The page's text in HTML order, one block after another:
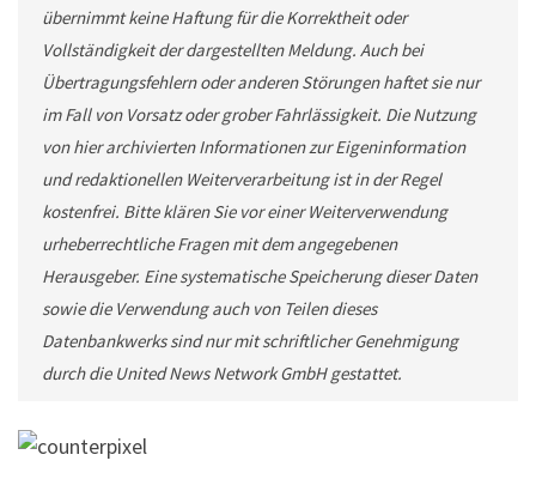
übernimmt keine Haftung für die Korrektheit oder
Vollständigkeit der dargestellten Meldung. Auch bei
Übertragungsfehlern oder anderen Störungen haftet sie nur
im Fall von Vorsatz oder grober Fahrlässigkeit. Die Nutzung
von hier archivierten Informationen zur Eigeninformation
und redaktionellen Weiterverarbeitung ist in der Regel
kostenfrei. Bitte klären Sie vor einer Weiterverwendung
urheberrechtliche Fragen mit dem angegebenen
Herausgeber. Eine systematische Speicherung dieser Daten
sowie die Verwendung auch von Teilen dieses
Datenbankwerks sind nur mit schriftlicher Genehmigung
durch die United News Network GmbH gestattet.